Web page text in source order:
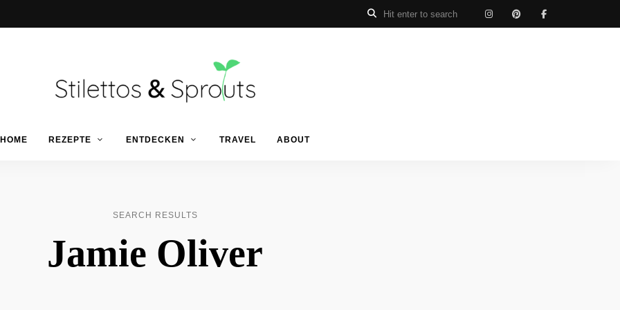
Stilettos
Sprouts
Food
Blog
HOME REZEPTE ENTDECKEN TRAVEL ABOUT
SEARCH RESULTS
Jamie Oliver